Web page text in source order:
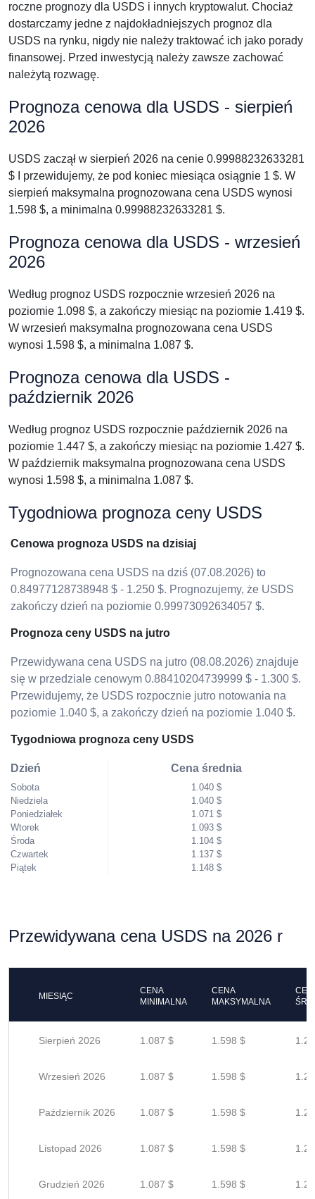
roczne prognozy dla USDS i innych kryptowalut. Chociaż
dostarczamy jedne z najdokładniejszych prognoz dla
USDS na rynku, nigdy nie należy traktować ich jako porady
finansowej. Przed inwestycją należy zawsze zachować
należytą rozwagę.
Prognoza cenowa dla USDS - sierpień
2026
USDS zaczął w sierpień 2026 na cenie 0.99988232633281
$ I przewidujemy, że pod koniec miesiąca osiągnie 1 $. W
sierpień maksymalna prognozowana cena USDS wynosi
1.598 $, a minimalna 0.99988232633281 $.
Prognoza cenowa dla USDS - wrzesień
2026
Według prognoz USDS rozpocznie wrzesień 2026 na
poziomie 1.098 $, a zakończy miesiąc na poziomie 1.419 $.
W wrzesień maksymalna prognozowana cena USDS
wynosi 1.598 $, a minimalna 1.087 $.
Prognoza cenowa dla USDS -
październik 2026
Według prognoz USDS rozpocznie październik 2026 na
poziomie 1.447 $, a zakończy miesiąc na poziomie 1.427 $.
W październik maksymalna prognozowana cena USDS
wynosi 1.598 $, a minimalna 1.087 $.
Tygodniowa prognoza ceny USDS
Cenowa prognoza USDS na dzisiaj
Prognozowana cena USDS na dziś (07.08.2026) to
0.84977128738948 $ - 1.250 $. Prognozujemy, że USDS
zakończy dzień na poziomie 0.99973092634057 $.
Prognoza ceny USDS na jutro
Przewidywana cena USDS na jutro (08.08.2026) znajduje
się w przedziale cenowym 0.88410204739999 $ - 1.300 $.
Przewidujemy, że USDS rozpocznie jutro notowania na
poziomie 1.040 $, a zakończy dzień na poziomie 1.040 $.
Tygodniowa prognoza ceny USDS
Dzień
Sobota
Niedziela
Poniedziałek
Wtorek
Środa
Czwartek
Piątek
Cena średnia
1.040 $
1.040 $
1.071 $
1.093 $
1.104 $
1.137 $
1.148 $
Przewidywana cena USDS na 2026 r
MIESIĄC
CENA
MINIMALNA
CENA
MAKSYMALNA
Sierpień 2026 1.087 $ 1.598 $
Wrzesień 2026 1.087 $ 1.598 $
Październik 2026 1.087 $ 1.598 $
Listopad 2026 1.087 $ 1.598 $
Grudzień 2026 1.087 $ 1.598 $